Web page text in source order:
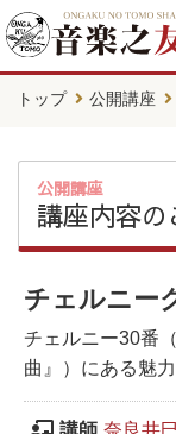
トップ 公開講座
公開講座
講座内容の
チェルニー
チェルニー30番
曲』）にある魅
講師 奈良井